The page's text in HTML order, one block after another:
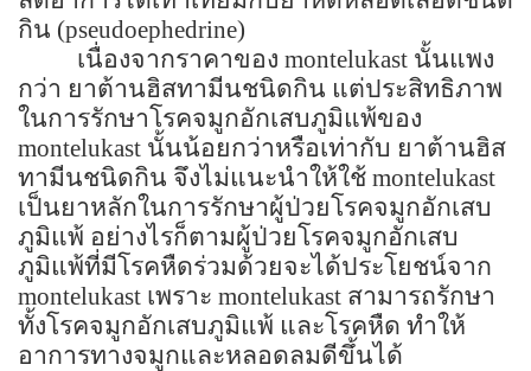
กิน (pseudoephedrine)
เนื่องจากราคาของ montelukast นั้นแพง
กว่า ยาต้านฮิสทามีนชนิดกิน แต่ประสิทธิภาพ
ในการรักษาโรคจมูกอักเสบภูมิแพ้ของ
montelukast นั้นน้อยกว่าหรือเท่ากับ ยาต้านฮิส
ทามีนชนิดกิน จึงไม่แนะนำให้ใช้ montelukast
เป็นยาหลักในการรักษาผู้ป่วยโรคจมูกอักเสบ
ภูมิแพ้ อย่างไรก็ตามผู้ป่วยโรคจมูกอักเสบ
ภูมิแพ้ที่มีโรคหืดร่วมด้วยจะได้ประโยชน์จาก
montelukast เพราะ montelukast สามารถรักษา
ทั้งโรคจมูกอักเสบภูมิแพ้ และโรคหืด ทำให้
อาการทางจมูกและหลอดลมดีขึ้นได้